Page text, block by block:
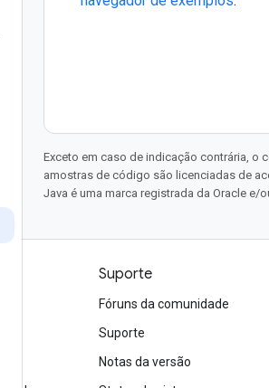
Exceto em caso de indicação contrária, o
amostras de código são licenciadas de
Java é uma marca registrada da Oracle e/
Suporte
Fóruns da comunidade
Suporte
Notas da versão